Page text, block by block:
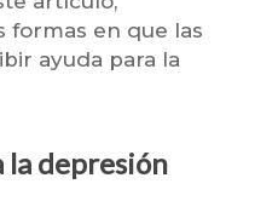
formas en que las
ayuda para la
la depresión